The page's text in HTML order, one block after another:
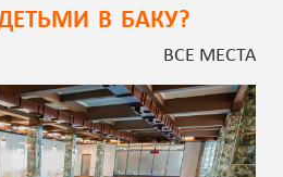
В БАКУ?
ВСЕ МЕСТА